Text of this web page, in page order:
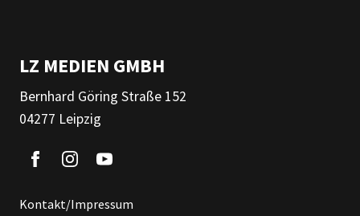
LZ MEDIEN GMBH
Bernhard Göring Straße 152
04277 Leipzig
Kontakt/Impressum